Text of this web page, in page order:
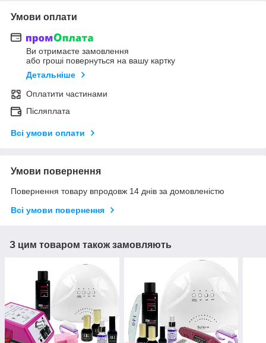
Умови оплати
Ви отримаєте замовлення
або гроші повернуться на вашу картку
Детальніше
Оплатити частинами
Післяплата
Всі умови оплати
Умови повернення
Повернення товару впродовж 14 днів за домовленістю
Всі умови повернення
З цим товаром також замовляють